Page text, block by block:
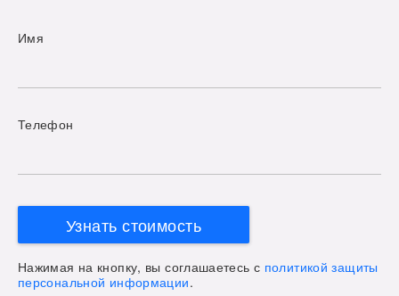
Имя
Телефон
Узнать стоимость
Нажимая на кнопку, вы соглашаетесь с политикой защиты
персональной информации.